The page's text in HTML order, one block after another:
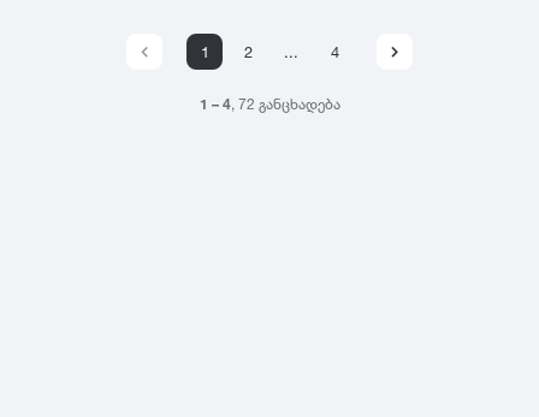
1 2 ... 4
1 – 4, 72 განცხადება